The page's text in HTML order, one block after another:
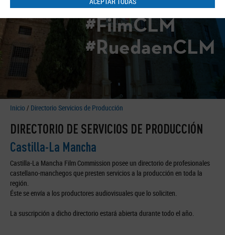
#FilmCLM
#RuedaenCLM
Inicio / Directorio Servicios de Producción
DIRECTORIO DE SERVICIOS DE PRODUCCIÓN
Castilla-La Mancha
Castilla-La Mancha Film Commission posee un directorio de profesionales
castellano-manchegos que presten servicios a la producción en toda la
región.
Éste se envía a los productores audiovisuales que lo soliciten.
La suscripción a dicho directorio estará abierta durante todo el año.